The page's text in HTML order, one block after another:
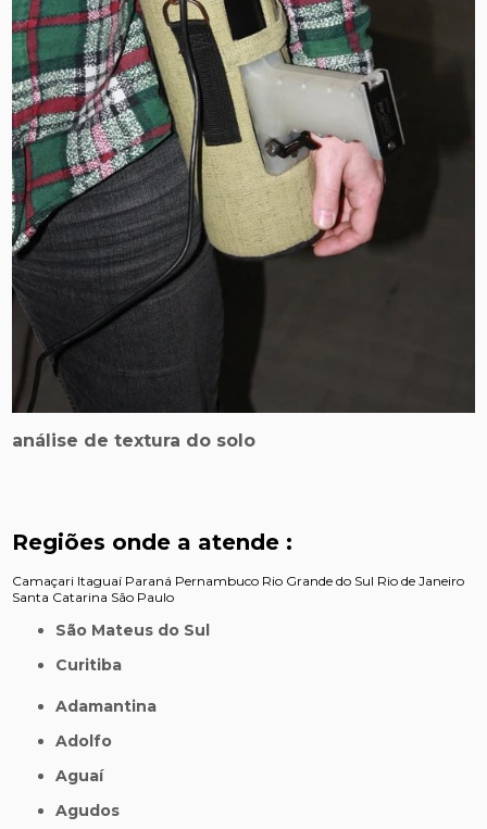
análise de textura do solo
Regiões onde a atende :
Camaçari Itaguaí Paraná Pernambuco Rio Grande do Sul Rio de Janeiro
Santa Catarina São Paulo
São Mateus do Sul
Curitiba
Adamantina
Adolfo
Aguaí
Agudos